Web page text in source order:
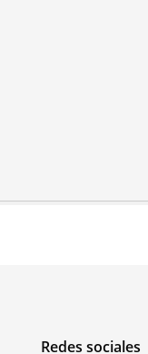
Redes sociales